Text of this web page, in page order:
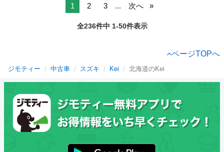
1 2 3 ... 次へ
全236件中 1-50件表示
ページTOPへ
ジモティー 中古車 スズキ Kei 北海道のKei